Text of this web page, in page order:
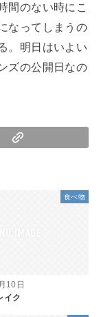
間のない時にこ
なってしまうの
。明日はいよい
ズの公開日なの
食べ物
10日
イク